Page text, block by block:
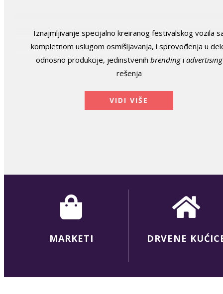
Iznajmljivanje specijalno kreiranog festivalskog vozila
kompletnom uslugom osmišljavanja, i sprovođenja u
odnosno produkcije, jedinstvenih brendingi advertising
rešenja
VIDI VIŠE
MARKETI DRVENE